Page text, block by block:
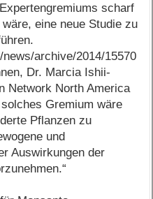
scharf
eine neue Studie zu
archive/2014/15570
Dr. Marcia Ishii-
Network North America
Gremium wäre
Pflanzen zu
und
Auswirkungen der